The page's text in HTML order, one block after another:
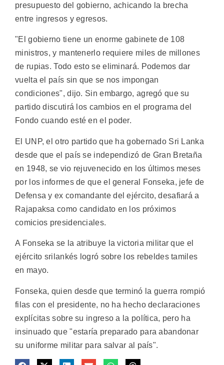
presupuesto del gobierno, achicando la brecha
entre ingresos y egresos.
"El gobierno tiene un enorme gabinete de 108
ministros, y mantenerlo requiere miles de millones
de rupias. Todo esto se eliminará. Podemos dar
vuelta el país sin que se nos impongan
condiciones", dijo. Sin embargo, agregó que su
partido discutirá los cambios en el programa del
Fondo cuando esté en el poder.
El UNP, el otro partido que ha gobernado Sri Lanka
desde que el país se independizó de Gran Bretaña
en 1948, se vio rejuvenecido en los últimos meses
por los informes de que el general Fonseka, jefe de
Defensa y ex comandante del ejército, desafiará a
Rajapaksa como candidato en los próximos
comicios presidenciales.
A Fonseka se la atribuye la victoria militar que el
ejército srilankés logró sobre los rebeldes tamiles
en mayo.
Fonseka, quien desde que terminó la guerra rompió
filas con el presidente, no ha hecho declaraciones
explícitas sobre su ingreso a la política, pero ha
insinuado que "estaría preparado para abandonar
su uniforme militar para salvar al país".